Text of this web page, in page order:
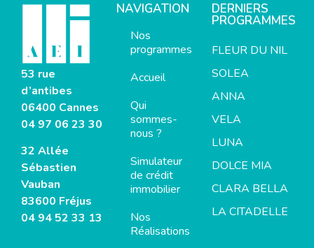
53 rue
d’antibes
06400 Cannes
04 97 06 23 30
32 Allée
Sébastien
Vauban
83600 Fréjus
04 94 52 33 13
NAVIGATION
Nos
programmes
Accueil
Qui
sommes-
nous ?
Simulateur
de crédit
immobilier
Nos
Réalisations
DERNIERS
PROGRAMMES
FLEUR DU NIL
SOLEA
ANNA
VELA
LUNA
DOLCE MIA
CLARA BELLA
LA CITADELLE